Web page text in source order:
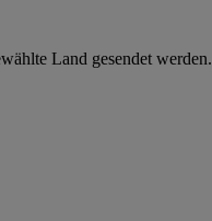
Land gesendet werden.